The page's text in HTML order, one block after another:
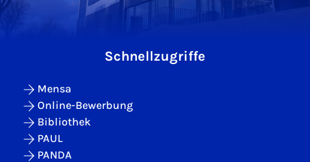
Schnellzugriffe
Mensa
Online-Bewerbung
Bibliothek
PAUL
PANDA